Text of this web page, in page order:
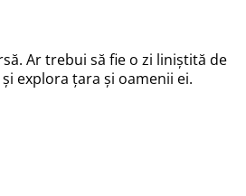
Ar trebui să fie o zi liniștită de
explora țara și oamenii ei.